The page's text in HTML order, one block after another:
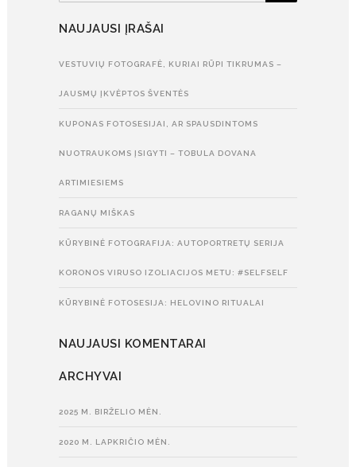
NAUJAUSI ĮRAŠAI
VESTUVIŲ FOTOGRAFĖ, KURIAI RŪPI TIKRUMAS –
JAUSMŲ ĮKVĖPTOS ŠVENTĖS
KUPONAS FOTOSESIJAI, AR SPAUSDINTOMS
NUOTRAUKOMS ĮSIGYTI – TOBULA DOVANA
ARTIMIESIEMS
RAGANŲ MIŠKAS
KŪRYBINĖ FOTOGRAFIJA: AUTOPORTRETŲ SERIJA
KORONOS VIRUSO IZOLIACIJOS METU: #SELFSELF
KŪRYBINĖ FOTOSESIJA: HELOVINO RITUALAI
NAUJAUSI KOMENTARAI
ARCHYVAI
2025 M. BIRŽELIO MĖN.
2020 M. LAPKRIČIO MĖN.